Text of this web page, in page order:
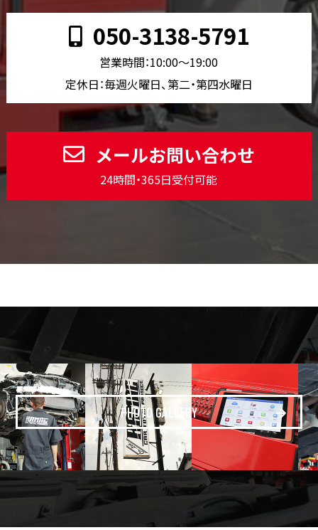
050-3138-5791
営業時間：10:00〜19:00
定休日：毎週火曜日、第二・第四水曜日
メールお問い合わせ
24時間・365日受付可能
PHOTO GALLERY